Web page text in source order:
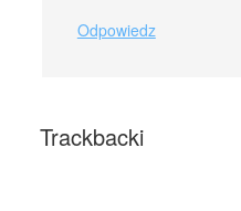
Odpowiedz
Trackbacki